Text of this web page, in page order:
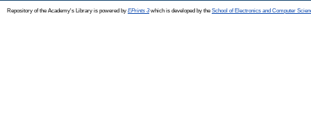
Repository of the Academy's Library is powered by EPrints 3which is developed by the School of Electronics and Computer